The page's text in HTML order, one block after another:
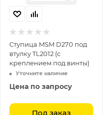
Ступица MSM D270 под
втулку TL2012 (с
креплением под винты)
Уточните наличие
Цена по запросу
Под заказ